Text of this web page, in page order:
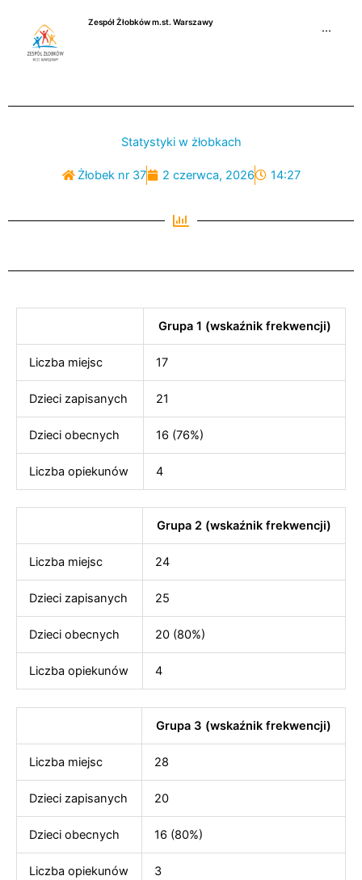
Zespół Żłobków m.st. Warszawy
···
Statystyki w żłobkach
Żłobek nr 37 2 czerwca, 2026 14:27
Grupa 1 (wskaźnik frekwencji)
Liczba miejsc 17
Dzieci zapisanych 21
Dzieci obecnych 16 (76%)
Liczba opiekunów 4
Grupa 2 (wskaźnik frekwencji)
Liczba miejsc 24
Dzieci zapisanych 25
Dzieci obecnych 20 (80%)
Liczba opiekunów 4
Grupa 3 (wskaźnik frekwencji)
Liczba miejsc 28
Dzieci zapisanych 20
Dzieci obecnych 16 (80%)
Liczba opiekunów 3